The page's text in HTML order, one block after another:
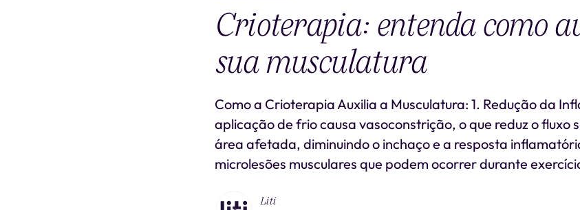
Crioterapia: entenda como
sua musculatura
Como a Crioterapia Auxilia a Musculatura: 1. Redução da
aplicação de frio causa vasoconstrição, o que reduz o fluxo
área afetada, diminuindo o inchaço e a resposta
microlesões musculares que podem ocorrer durante
Liti